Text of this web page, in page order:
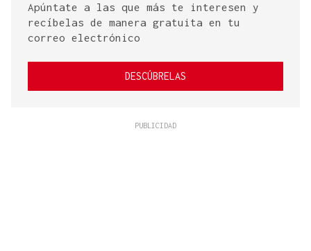
Apúntate a las que más te interesen y
recíbelas de manera gratuita en tu
correo electrónico
DESCÚBRELAS